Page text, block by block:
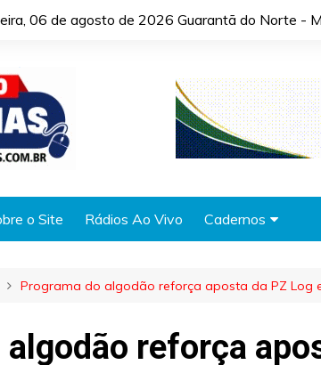
06 de agosto de 2026 Guarantã do Norte -
o Site Rádios Ao Vivo Cadernos
Automóveis
Cidades
Programa do algodão reforça aposta da PZ Log
reforça